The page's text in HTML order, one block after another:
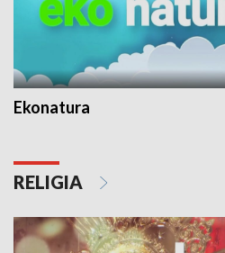
Ekonatura
RELIGIA